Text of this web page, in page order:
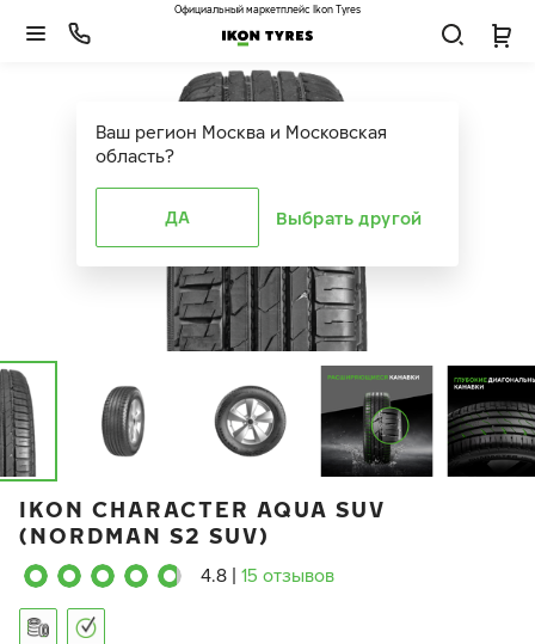
Ваш регион Москва и Московская
область?
ДА Выбрать другой
Официальный маркетплейс Ikon Tyres
IKON CHARACTER AQUA SUV
(NORDMAN S2 SUV)
4.8 15 отзывов